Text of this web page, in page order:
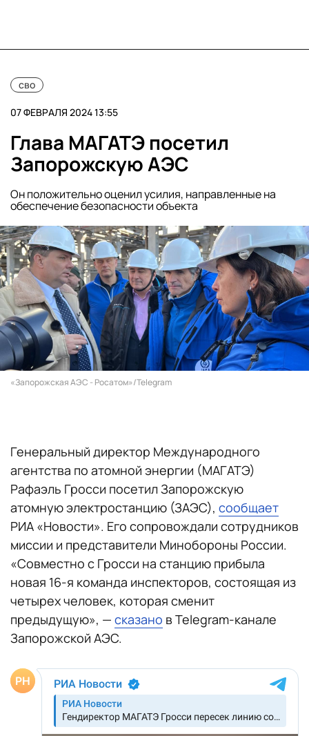
сво
07 ФЕВРАЛЯ 2024 13:55
Глава МАГАТЭ посетил
Запорожскую АЭС
Он положительно оценил усилия, направленные на
обеспечение безопасности объекта
«Запорожская АЭС - Росатом»/Telegram
Генеральный директор Международного
агентства по атомной энергии (МАГАТЭ)
Рафаэль Гросси посетил Запорожскую
атомную электростанцию (ЗАЭС), сообщает
РИА «Новости». Его сопровождали сотрудников
миссии и представители Минобороны России.
«Совместно с Гросси на станцию прибыла
новая 16-я команда инспекторов, состоящая из
четырех человек, которая сменит
предыдущую», — сказано в Telegram-канале
Запорожской АЭС.